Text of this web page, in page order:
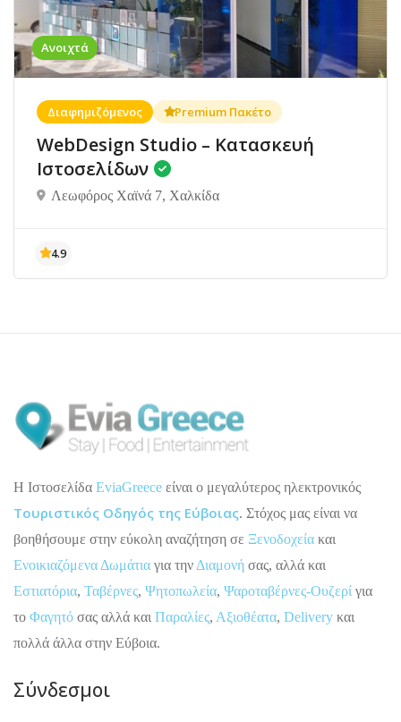
Ανοιχτά
Διαφημιζόμενος Premium Πακέτο
WebDesign Studio – Κατασκευή
Ιστοσελίδων
Λεωφόρος Χαϊνά 7, Χαλκίδα
H Ιστοσελίδα EviaGreece είναι ο μεγαλύτερος ηλεκτρονικός
Τουριστικός Οδηγός της Εύβοιας. Στόχος μας είναι να
βοηθήσουμε στην εύκολη αναζήτηση σε Ξενοδοχεία και
Ενοικιαζόμενα Δωμάτια για την Διαμονή σας, αλλά και
Εστιατόρια, Ταβέρνες, Ψητοπωλεία, Ψαροταβέρνες-Ουζερί για
το Φαγητό σας αλλά και Παραλίες, Αξιοθέατα, Delivery και
πολλά άλλα στην Εύβοια.
Σύνδεσμοι